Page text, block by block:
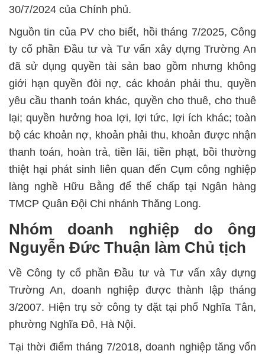
30/7/2024 của Chính phủ.
Nguồn tin của PV cho biết, hồi tháng 7/2025, Công
ty cổ phần Đầu tư và Tư vấn xây dựng Trường An
đã sử dụng quyền tài sản bao gồm nhưng không
giới hạn quyền đòi nợ, các khoản phải thu, quyền
yêu cầu thanh toán khác, quyền cho thuê, cho thuê
lại; quyền hưởng hoa lợi, lợi tức, lợi ích khác; toàn
bộ các khoản nợ, khoản phải thu, khoản được nhận
thanh toán, hoàn trả, tiền lãi, tiền phạt, bồi thường
thiệt hại phát sinh liên quan đến Cụm công nghiệp
làng nghề Hữu Bằng để thế chấp tại Ngân hàng
TMCP Quân Đội Chi nhánh Thăng Long.
Nhóm doanh nghiệp do ông
Nguyễn Đức Thuận làm Chủ tịch
Về Công ty cổ phần Đầu tư và Tư vấn xây dựng
Trường An, doanh nghiệp được thành lập tháng
3/2007. Hiện trụ sở công ty đặt tại phố Nghĩa Tân,
phường Nghĩa Đô, Hà Nội.
Tại thời điểm tháng 7/2018, doanh nghiệp tăng vốn